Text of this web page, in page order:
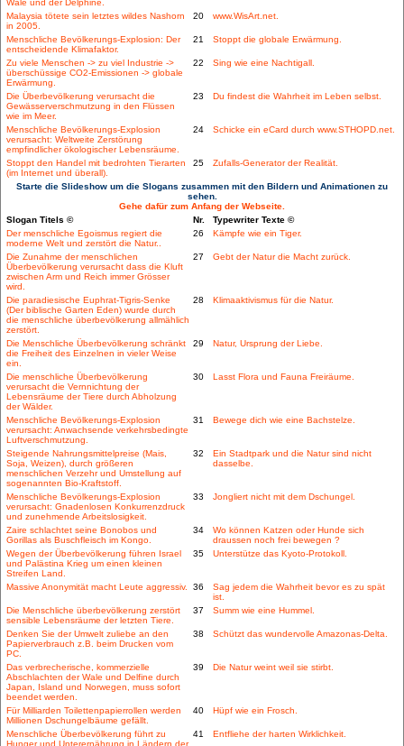
Wale und der Delphine.
Malaysia tötete sein letztes wildes Nashorn
in 2005.
20 www.WisArt.net.
Menschliche Bevölkerungs-Explosion: Der
entscheidende Klimafaktor.
21 Stoppt die globale Erwärmung.
Zu viele Menschen -> zu viel Industrie ->
überschüssige CO2-Emissionen -> globale
Erwärmung.
22 Sing wie eine Nachtigall.
Die Überbevölkerung verursacht die
Gewässerverschmutzung in den Flüssen
wie im Meer.
23 Du findest die Wahrheit im Leben selbst.
Menschliche Bevölkerungs-Explosion
verursacht: Weltweite Zerstörung
empfindlicher ökologischer Lebensräume.
24 Schicke ein eCard durch www.STHOPD.net.
Stoppt den Handel mit bedrohten Tierarten
(im Internet und überall).
25 Zufalls-Generator der Realität.
Starte die Slideshow um die Slogans zusammen mit den Bildern und Animationen zu
sehen.
Gehe dafür zum Anfang der Webseite.
Slogan Titels ©
Nr.
Typewriter Texte ©
Der menschliche Egoismus regiert die
moderne Welt und zerstört die Natur..
26 Kämpfe wie ein Tiger.
Die Zunahme der menschlichen
Überbevölkerung verursacht dass die Kluft
zwischen Arm und Reich immer Grösser
wird.
27 Gebt der Natur die Macht zurück.
Die paradiesische Euphrat-Tigris-Senke
(Der biblische Garten Eden) wurde durch
die menschliche überbevölkerung allmählich
zerstört.
28 Klimaaktivismus für die Natur.
Die Menschliche Überbevölkerung schränkt
die Freiheit des Einzelnen in vieler Weise
ein.
29 Natur, Ursprung der Liebe.
Die menschliche Überbevölkerung
verursacht die Vernnichtung der
Lebensräume der Tiere durch Abholzung
der Wälder.
30 Lasst Flora und Fauna Freiräume.
Menschliche Bevölkerungs-Explosion
verursacht: Anwachsende verkehrsbedingte
Luftverschmutzung.
31 Bewege dich wie eine Bachstelze.
Steigende Nahrungsmittelpreise (Mais,
Soja, Weizen), durch größeren
menschlichen Verzehr und Umstellung auf
sogenannten Bio-Kraftstoff.
32
Ein Stadtpark und die Natur sind nicht
dasselbe.
Menschliche Bevölkerungs-Explosion
verursacht: Gnadenlosen Konkurrenzdruck
und zunehmende Arbeitslosigkeit.
33 Jongliert nicht mit dem Dschungel.
Zaire schlachtet seine Bonobos und
Gorillas als Buschfleisch im Kongo.
34
Wo können Katzen oder Hunde sich
draussen noch frei bewegen ?
Wegen der Überbevölkerung führen Israel
und Palästina Krieg um einen kleinen
Streifen Land.
35 Unterstütze das Kyoto-Protokoll.
Massive Anonymität macht Leute aggressiv. 36
Sag jedem die Wahrheit bevor es zu spät
ist.
Die Menschliche überbevölkerung zerstört
sensible Lebensräume der letzten Tiere.
37 Summ wie eine Hummel.
Denken Sie der Umwelt zuliebe an den
Papierverbrauch z.B. beim Drucken vom
PC.
38 Schützt das wundervolle Amazonas-Delta.
Das verbrecherische, kommerzielle
Abschlachten der Wale und Delfine durch
Japan, Island und Norwegen, muss sofort
beendet werden.
39 Die Natur weint weil sie stirbt.
Für Milliarden Toilettenpapierrollen werden
Millionen Dschungelbäume gefällt.
40 Hüpf wie ein Frosch.
Menschliche Überbevölkerung führt zu
41 Entfliehe der harten Wirklichkeit.